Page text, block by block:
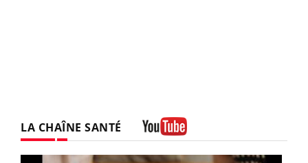
LA CHAÎNE SANTÉ